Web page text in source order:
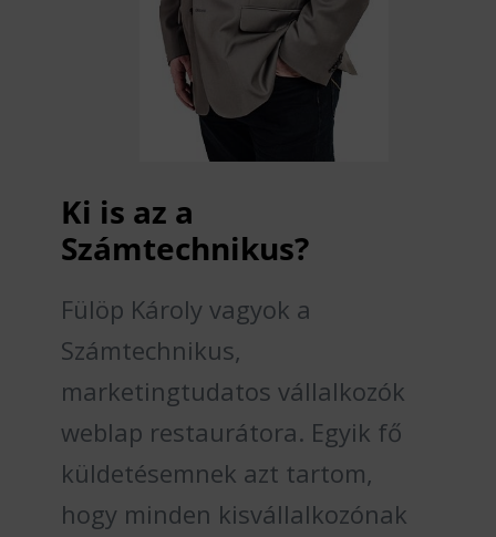
Ki is az a
Számtechnikus?
Fülöp Károly vagyok a
Számtechnikus,
marketingtudatos vállalkozók
weblap restaurátora. Egyik fő
küldetésemnek azt tartom,
hogy minden kisvállalkozónak